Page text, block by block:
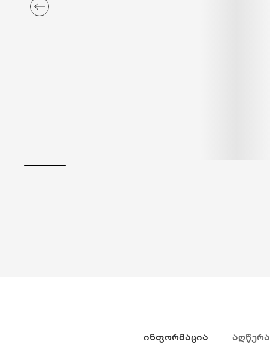
ᲘᲜᲤᲝᲠᲛᲐᲪᲘᲐ ᲐᲦᲬᲔᲠᲐ